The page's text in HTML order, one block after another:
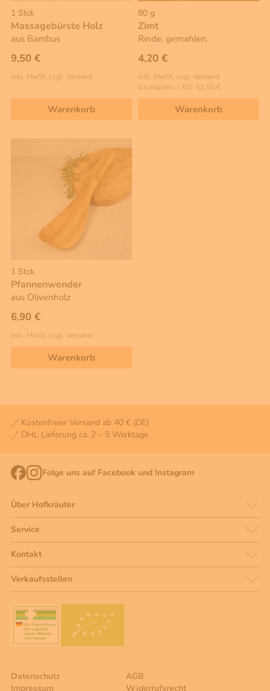
1 Stck
Massagebürste Holz
aus Bambus
9,50 €
inkl. MwSt, zzgl. Versand
Warenkorb
80 g
Zimt
Rinde, gemahlen.
4,20 €
inkl. MwSt, zzgl. Versand
Grundpreis 1 KG: 52,50 €
Warenkorb
1 Stck
Pfannenwender
aus Olivenholz
6,90 €
inkl. MwSt, zzgl. Versand
Warenkorb
Kostenfreier Versand ab 40 € (DE)
DHL Lieferung ca. 2 – 5 Werktage
Folge uns auf Facebook und Instagram
Über Hofkräuter
Service
Kontakt
Verkaufsstellen
Datenschutz
AGB
Impressum
Widerrufsrecht